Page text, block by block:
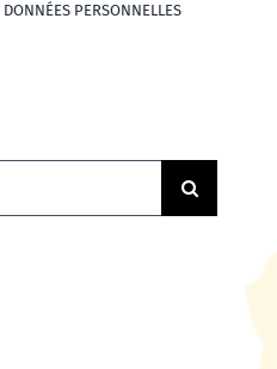
PERSONNELLES